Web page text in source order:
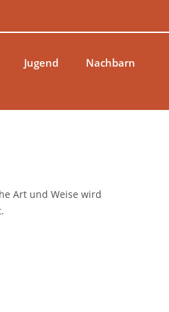
Jugend Nachbarn
Art und Weise wird